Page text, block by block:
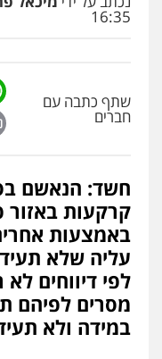
16:35
שתף כתבה עם
חברים
חשד: הנאשם
קרקעות
באמצעות
עליה שלא
לפי דיווחים
מסרים לפיהם
במידה ולא